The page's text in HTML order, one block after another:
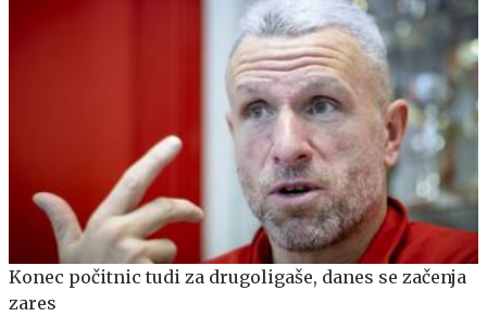
Konec počitnic tudi za drugoligaše, danes se začenja
zares